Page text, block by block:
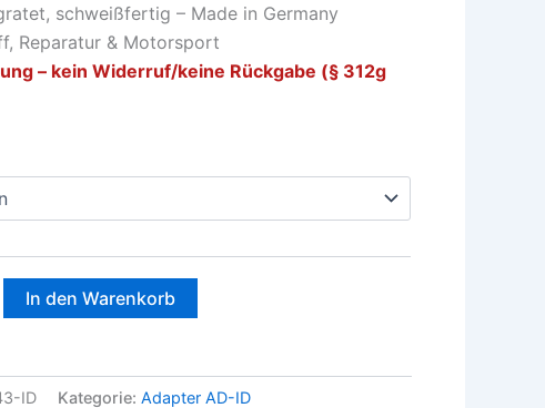
schweißfertig – Made in Germany
Reparatur & Motorsport
– kein Widerruf/keine Rückgabe (§ 312g
In den Warenkorb
ID Kategorie:Adapter AD-ID